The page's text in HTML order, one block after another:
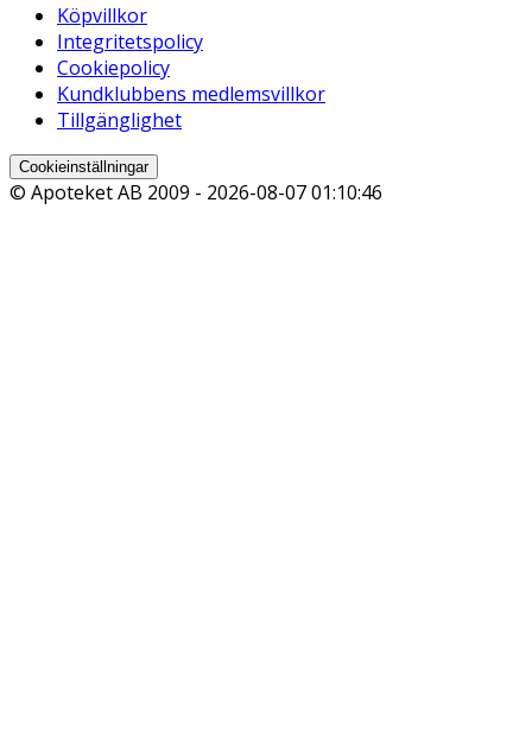
Köpvillkor
Integritetspolicy
Cookiepolicy
Kundklubbens medlemsvillkor
Tillgänglighet
Cookieinställningar
© Apoteket AB 2009 - 2026-08-07 01:10:46